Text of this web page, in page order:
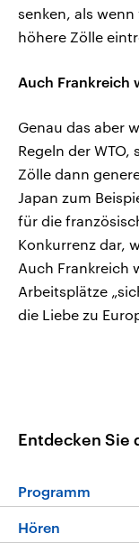
senken, als
höhere Zölle
Auch Frankreich
Genau das aber
Regeln der
Zölle dann
Japan zum
für die
Konkurrenz dar,
Auch Frankreich
Arbeitsplätze
die Liebe zu
Entdecken Sie
Programm
Programm
Hören